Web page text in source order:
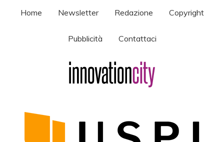
Home Newsletter Redazione Copyright
Pubblicità Contattaci